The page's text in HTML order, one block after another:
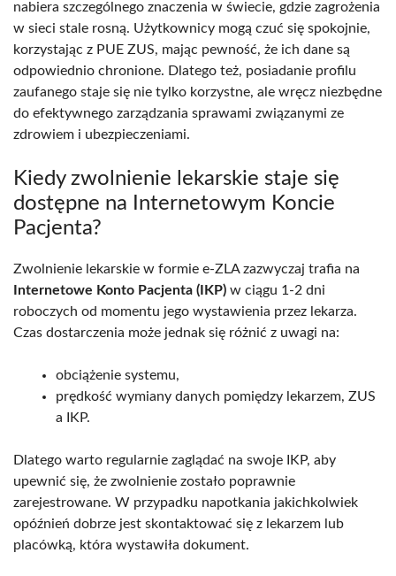
nabiera szczególnego znaczenia w świecie, gdzie zagrożenia
w sieci stale rosną. Użytkownicy mogą czuć się spokojnie,
korzystając z PUE ZUS, mając pewność, że ich dane są
odpowiednio chronione. Dlatego też, posiadanie profilu
zaufanego staje się nie tylko korzystne, ale wręcz niezbędne
do efektywnego zarządzania sprawami związanymi ze
zdrowiem i ubezpieczeniami.
Kiedy zwolnienie lekarskie staje się
dostępne na Internetowym Koncie
Pacjenta?
Zwolnienie lekarskie w formie e-ZLA zazwyczaj trafia na
Internetowe Konto Pacjenta (IKP) w ciągu 1-2 dni
roboczych od momentu jego wystawienia przez lekarza.
Czas dostarczenia może jednak się różnić z uwagi na:
obciążenie systemu,
prędkość wymiany danych pomiędzy lekarzem, ZUS
a IKP.
Dlatego warto regularnie zaglądać na swoje IKP, aby
upewnić się, że zwolnienie zostało poprawnie
zarejestrowane. W przypadku napotkania jakichkolwiek
opóźnień dobrze jest skontaktować się z lekarzem lub
placówką, która wystawiła dokument.